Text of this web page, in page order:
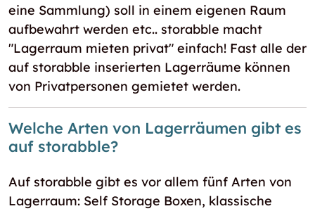
eine Sammlung) soll in einem eigenen Raum
aufbewahrt werden etc.. storabble macht
"Lagerraum mieten privat" einfach! Fast alle der
auf storabble inserierten Lagerräume können
von Privatpersonen gemietet werden.
Welche Arten von Lagerräumen gibt es
auf storabble?
Auf storabble gibt es vor allem fünf Arten von
Lagerraum: Self Storage Boxen, klassische